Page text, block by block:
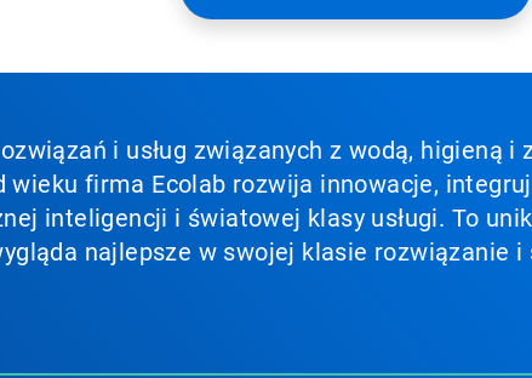
i usług związanych z wodą, higieną
wieku firma Ecolab rozwija innowacje,
inteligencji i światowej klasy usługi. To
najlepsze w swojej klasie rozwiązanie i